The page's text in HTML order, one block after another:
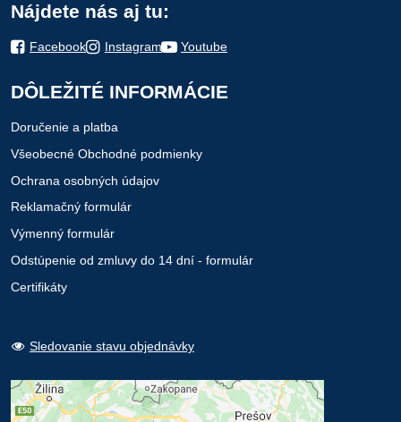
Nájdete nás aj tu:
Facebook Instagram Youtube
DÔLEŽITÉ INFORMÁCIE
Doručenie a platba
Všeobecné Obchodné podmienky
Ochrana osobných údajov
Reklamačný formulár
Výmenný formulár
Odstúpenie od zmluvy do 14 dní - formulár
Certifikáty
Sledovanie stavu objednávky